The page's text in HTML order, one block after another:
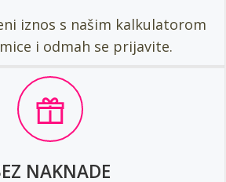
iznos s našim kalkulatorom
i odmah se prijavite.
NAKNADE